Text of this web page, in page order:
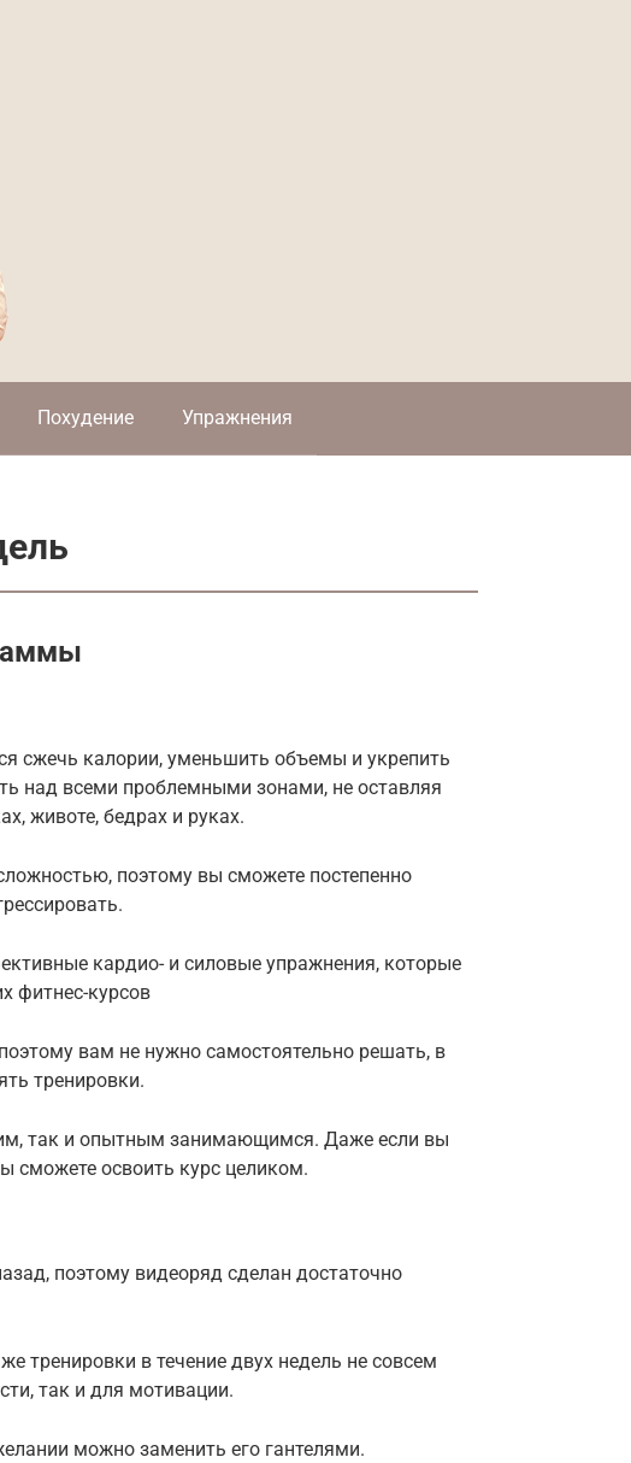
Похудение Упражнения
сжечь калории, уменьшить объемы и укрепить
над всеми проблемными зонами, не оставляя
животе, бедрах и руках.
поэтому вы сможете постепенно
кардио- и силовые упражнения, которые
фитнес-курсов
вам не нужно самостоятельно решать, в
тренировки.
так и опытным занимающимся. Даже если вы
сможете освоить курс целиком.
поэтому видеоряд сделан достаточно
тренировки в течение двух недель не совсем
так и для мотивации.
можно заменить его гантелями.